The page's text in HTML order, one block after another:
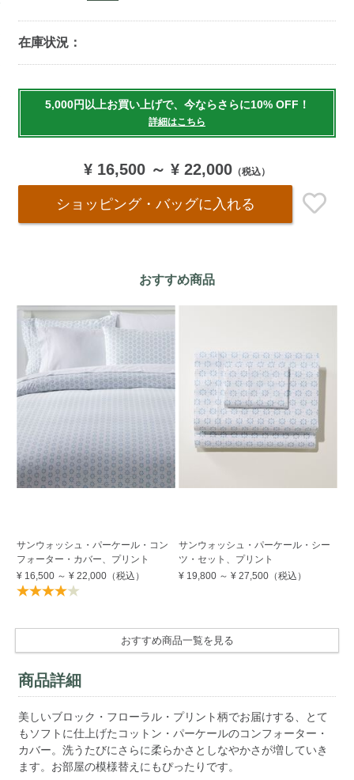
在庫状況：
to
5,000円以上お買い上げで、今ならさらに10% OFF！
詳細はこちら
¥ 16,500 ～ ¥ 22,000 （税込）
ショッピング・バッグに入れる
おすすめ商品
サンウォッシュ・パーケール・コン
フォーター・カバー、プリント
¥ 16,500～ ¥ 22,000（税込）
サンウォッシュ・パーケール・シー
ツ・セット、プリント
¥ 19,800 ～ ¥ 27,500 （税込）
おすすめ商品一覧を見る
商品詳細
美しいブロック・フローラル・プリント柄でお届けする、とて
もソフトに仕上げたコットン・パーケールのコンフォーター・
カバー。洗うたびにさらに柔らかさとしなやかさが増していき
ます。お部屋の模様替えにもぴったりです。